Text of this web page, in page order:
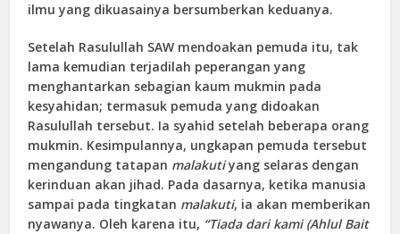
ilmu yang dikuasainya bersumberkan keduanya.
Setelah Rasulullah SAW mendoakan pemuda itu, tak
lama kemudian terjadilah peperangan yang
menghantarkan sebagian kaum mukmin pada
kesyahidan; termasuk pemuda yang didoakan
Rasulullah tersebut. Ia syahid setelah beberapa orang
mukmin. Kesimpulannya, ungkapan pemuda tersebut
mengandung tatapan malakutiyang selaras dengan
kerinduan akan jihad. Pada dasarnya, ketika manusia
sampai pada tingkatan malakuti, ia akan memberikan
nyawanya. Oleh karena itu, “Tiada dari kami (Ahlul Bait